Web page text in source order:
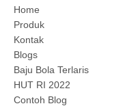
Home
Produk
Kontak
Blogs
Baju Bola Terlaris
HUT RI 2022
Contoh Blog